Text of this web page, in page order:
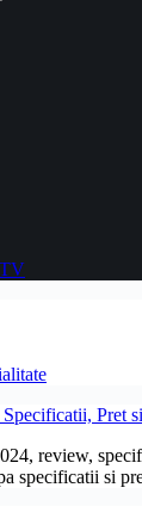
Pret
review,
specificatii si